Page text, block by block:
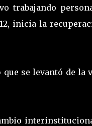
trabajando
inicia la
se levantó de